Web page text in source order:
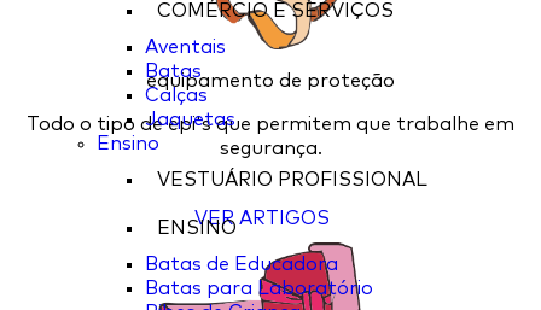
COMÉRCIO E SERVIÇOS
Aventais
Batas
Calças
Jaquetas
Ensino
VESTUÁRIO PROFISSIONAL
ENSINO
Batas de Educadora
Batas para Laboratório
equipamento de proteção
Todo o tipo de epi's que permitem que trabalhe em
segurança.
VER ARTIGOS